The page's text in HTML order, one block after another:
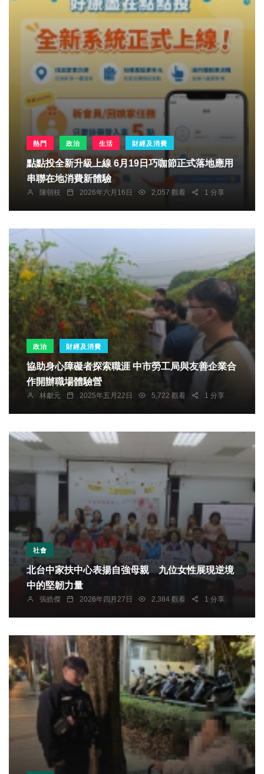
熱門 政治 生活 財經及消費
點點投全新升級上線 6月19日巧咖節正式落地應用
串聯在地消費新體驗
陳朝枝 2026年六月16日 2,057 觀看 1 分享
政治 財經及消費
協助身心障礙者探索職涯 中市勞工局與友善企業合
作開辦職場體驗營
林獻元 2025年五月22日 5,722 觀看 1 分享
社會
北台中家扶中心表揚自強母親 九位女性展現逆境
中的堅韌力量
張皓傑 2026年四月27日 2,384 觀看 1 分享